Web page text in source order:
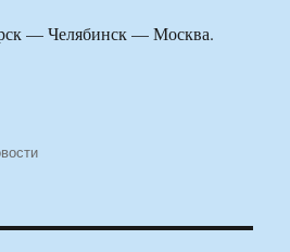
— Челябинск — Москва.